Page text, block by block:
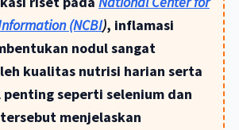
(NCBI), inflamasi
nodul sangat
kualitas nutrisi harian serta
seperti selenium dan
menjelaskan